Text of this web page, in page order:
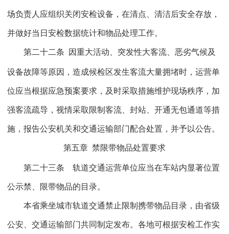
场负责人应组织关闭安检设备，在清点、清洁后安全存放，
并做好当日安检数据统计和物品处理工作。
第二十二条 因重大活动、突发性大客流、恶劣气候及
设备故障等原因，造成候检区发生客流大量拥堵时，运营单
位应当根据应急预案要求，及时采取措施维护现场秩序，加
强客流疏导，视情采取限制客流、封站、开通无包通道等措
施，报告公安机关和交通运输部门配合处置，并予以公告。
第五章 禁限带物品处置要求
第二十三条 轨道交通运营单位应当在车站内显著位置
公示禁、限带物品的目录。
本省乘坐城市轨道交通禁止限制携带物品目录，由省级
公安、交通运输部门共同制定发布。各地可根据安检工作实